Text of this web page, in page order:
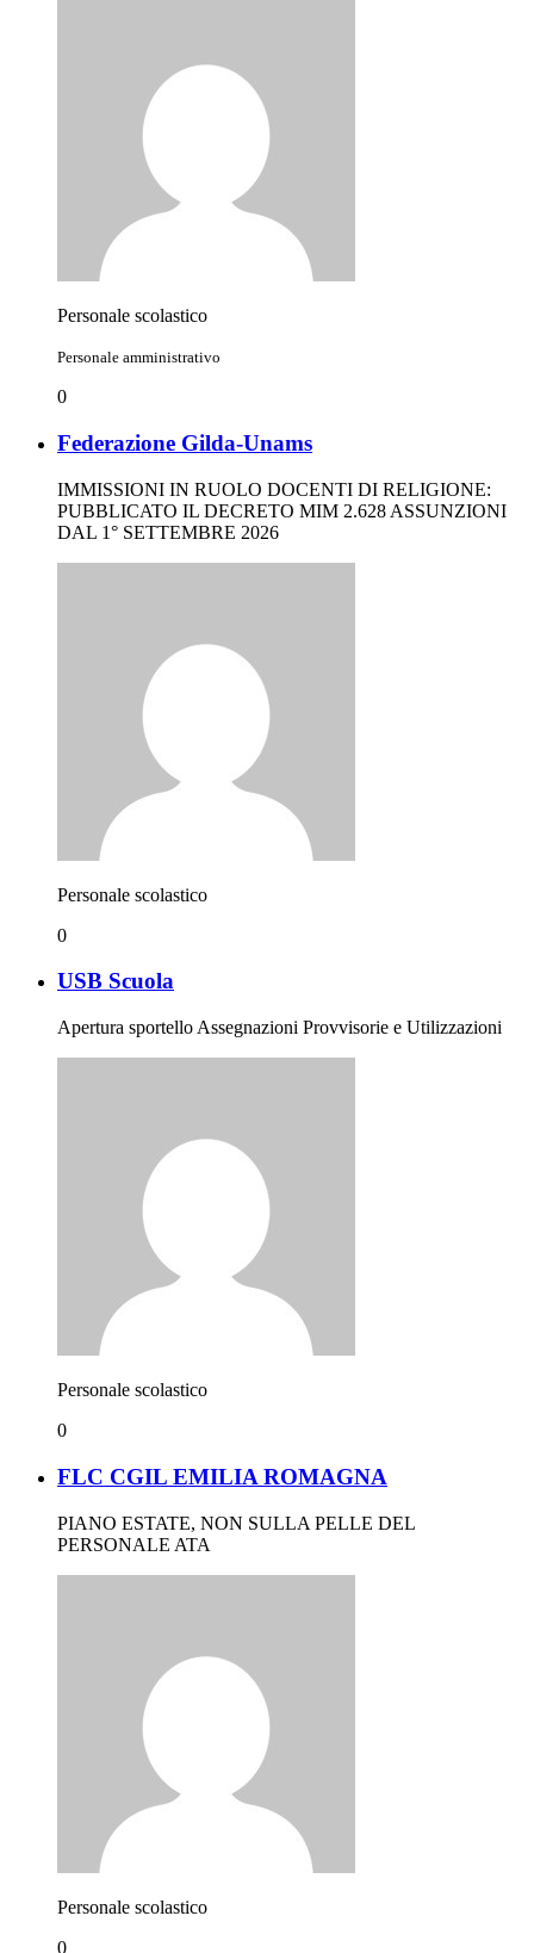
Personale scolastico
Personale amministrativo
0
Federazione Gilda-Unams
IMMISSIONI IN RUOLO DOCENTI DI RELIGIONE:
PUBBLICATO IL DECRETO MIM 2.628 ASSUNZIONI
DAL 1° SETTEMBRE 2026
Personale scolastico
0
USB Scuola
Apertura sportello Assegnazioni Provvisorie e Utilizzazioni
Personale scolastico
0
FLC CGIL EMILIA ROMAGNA
PIANO ESTATE, NON SULLA PELLE DEL
PERSONALE ATA
Personale scolastico
0